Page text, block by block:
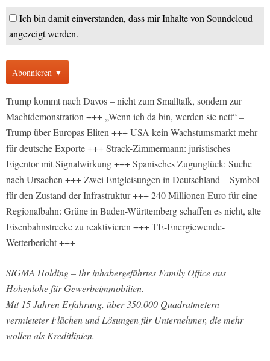
Ich bin damit einverstanden, dass mir Inhalte von Soundcloud
angezeigt werden.
Abonnieren ▼
Trump kommt nach Davos – nicht zum Smalltalk, sondern zur
Machtdemonstration +++ „Wenn ich da bin, werden sie nett“ –
Trump über Europas Eliten +++ USA kein Wachstumsmarkt mehr
für deutsche Exporte +++ Strack-Zimmermann: juristisches
Eigentor mit Signalwirkung +++ Spanisches Zugunglück: Suche
nach Ursachen +++ Zwei Entgleisungen in Deutschland – Symbol
für den Zustand der Infrastruktur +++ 240 Millionen Euro für eine
Regionalbahn: Grüne in Baden-Württemberg schaffen es nicht, alte
Eisenbahnstrecke zu reaktivieren +++ TE-Energiewende-
Wetterbericht +++
SIGMA Holding – Ihr inhabergeführtes Family Office aus
Hohenlohe für Gewerbeimmobilien.
Mit 15 Jahren Erfahrung, über 350.000 Quadratmetern
vermieteter Flächen und Lösungen für Unternehmer, die mehr
wollen als Kreditlinien.